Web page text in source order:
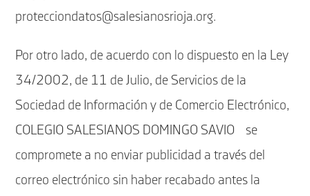
protecciondatos@salesianosrioja.org.
Por otro lado, de acuerdo con lo dispuesto en la Ley
34/2002, de 11 de Julio, de Servicios de la
Sociedad de Información y de Comercio Electrónico,
COLEGIO SALESIANOS DOMINGO SAVIO se
compromete a no enviar publicidad a través del
correo electrónico sin haber recabado antes la